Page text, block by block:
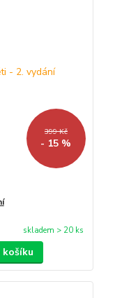
399 Kč
- 15 %
skladem > 20 ks